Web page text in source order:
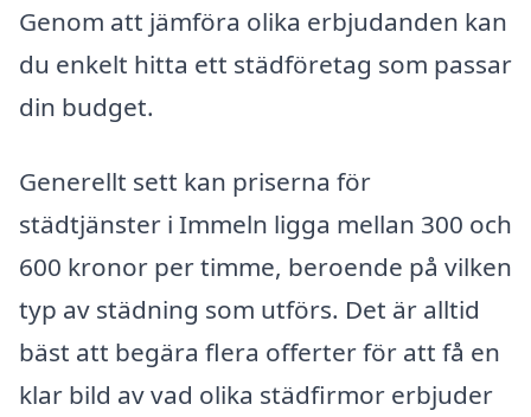
Genom att jämföra olika erbjudanden kan
du enkelt hitta ett städföretag som passar
din budget.
Generellt sett kan priserna för
städtjänster i Immeln ligga mellan 300 och
600 kronor per timme, beroende på vilken
typ av städning som utförs. Det är alltid
bäst att begära flera offerter för att få en
klar bild av vad olika städfirmor erbjuder